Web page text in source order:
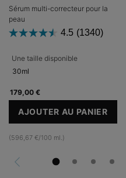
Sérum multi-correcteur pour la
peau
4.5 (1340)
Une taille disponible
30ml
179,00 €
AJOUTER AU PANIER
A.G.E.
(596,67 €/100 ml.)